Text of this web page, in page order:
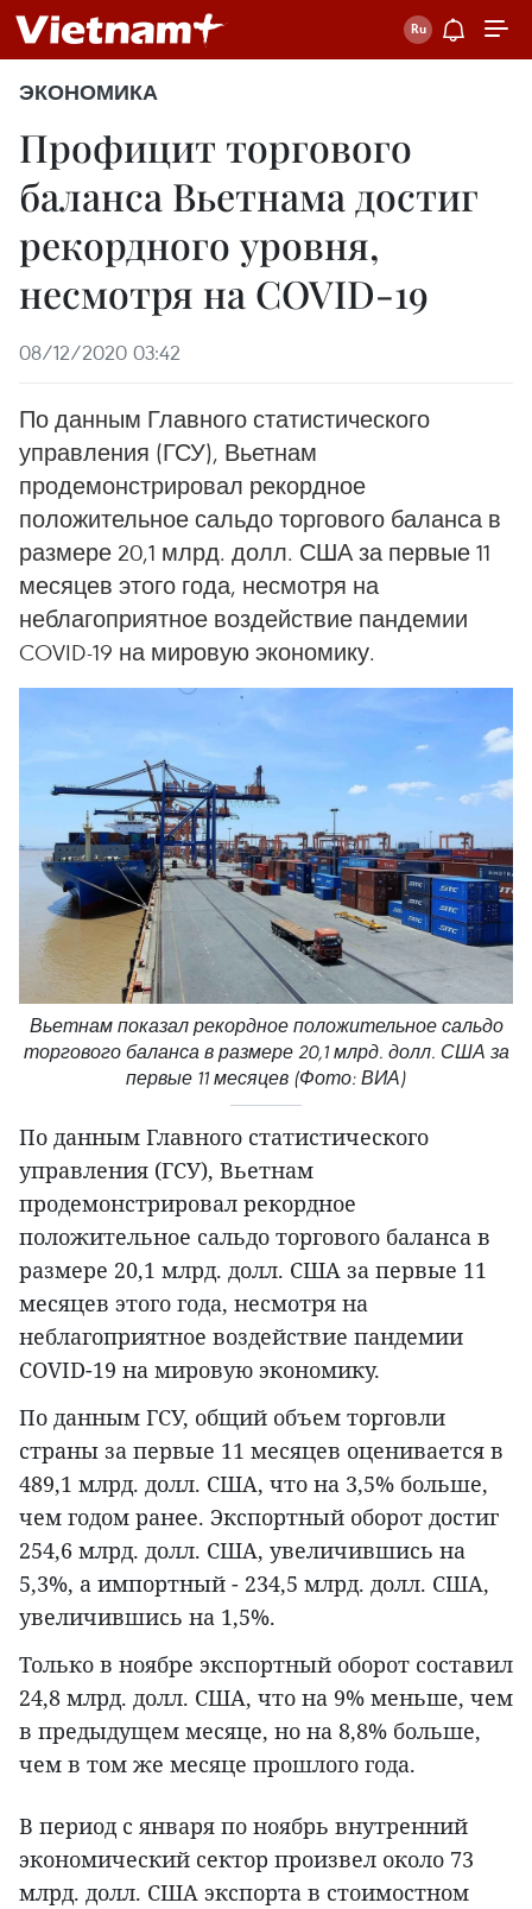
ЭКОНОМИКА
Профицит торгового
баланса Вьетнама достиг
рекордного уровня,
несмотря на COVID-19
08/12/2020 03:42
По данным Главного статистического
управления (ГСУ), Вьетнам
продемонстрировал рекордное
положительное сальдо торгового баланса в
размере 20,1 млрд. долл. США за первые 11
месяцев этого года, несмотря на
неблагоприятное воздействие пандемии
COVID-19 на мировую экономику.
Вьетнам показал рекордное положительное сальдо
торгового баланса в размере 20,1 млрд. долл. США за
первые 11 месяцев (Фото: ВИА)
По данным Главного статистического
управления (ГСУ), Вьетнам
продемонстрировал рекордное
положительное сальдо торгового баланса в
размере 20,1 млрд. долл. США за первые 11
месяцев этого года, несмотря на
неблагоприятное воздействие пандемии
COVID-19 на мировую экономику.
По данным ГСУ, общий объем торговли
страны за первые 11 месяцев оценивается в
489,1 млрд. долл. США, что на 3,5% больше,
чем годом ранее. Экспортный оборот достиг
254,6 млрд. долл. США, увеличившись на
5,3%, а импортный - 234,5 млрд. долл. США,
увеличившись на 1,5%.
Только в ноябре экспортный оборот составил
24,8 млрд. долл. США, что на 9% меньше, чем
в предыдущем месяце, но на 8,8% больше,
чем в том же месяце прошлого года.
В период с января по ноябрь внутренний
экономический сектор произвел около 73
млрд. долл. США экспорта в стоимостном